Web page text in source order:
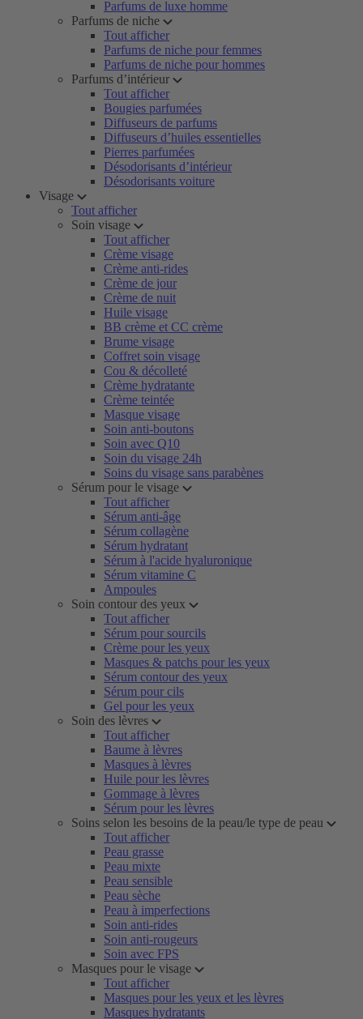
Parfums de luxe homme
Parfums de niche
Tout afficher
Parfums de niche pour femmes
Parfums de niche pour hommes
Parfums d’intérieur
Tout afficher
Bougies parfumées
Diffuseurs de parfums
Diffuseurs d’huiles essentielles
Pierres parfumées
Désodorisants d’intérieur
Désodorisants voiture
Visage
Tout afficher
Soin visage
Tout afficher
Crème visage
Crème anti-rides
Crème de jour
Crème de nuit
Huile visage
BB crème et CC crème
Brume visage
Coffret soin visage
Cou & décolleté
Crème hydratante
Crème teintée
Masque visage
Soin anti-boutons
Soin avec Q10
Soin du visage 24h
Soins du visage sans parabènes
Sérum pour le visage
Tout afficher
Sérum anti-âge
Sérum collagène
Sérum hydratant
Sérum à l'acide hyaluronique
Sérum vitamine C
Ampoules
Soin contour des yeux
Tout afficher
Sérum pour sourcils
Crème pour les yeux
Masques & patchs pour les yeux
Sérum contour des yeux
Sérum pour cils
Gel pour les yeux
Soin des lèvres
Tout afficher
Baume à lèvres
Masques à lèvres
Huile pour les lèvres
Gommage à lèvres
Sérum pour les lèvres
Soins selon les besoins de la peau/le type de peau
Tout afficher
Peau grasse
Peau mixte
Peau sensible
Peau sèche
Peau à imperfections
Soin anti-rides
Soin anti-rougeurs
Soin avec FPS
Masques pour le visage
Tout afficher
Masques pour les yeux et les lèvres
Masques hydratants